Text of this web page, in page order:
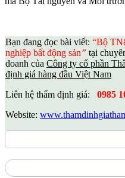
Bạn đang đọc bài viết: “Bộ
nghiệp bất động sản” tại
doanh của Công ty cổ phần
định giá hàng đầu Việt Nam
Liên hệ thẩm định giá:
0985
Website: